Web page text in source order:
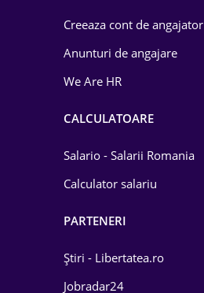
Creeaza cont de angajator
Anunturi de angajare
We Are HR
CALCULATOARE
Salario - Salarii Romania
Calculator salariu
PARTENERI
Știri - Libertatea.ro
Jobradar24